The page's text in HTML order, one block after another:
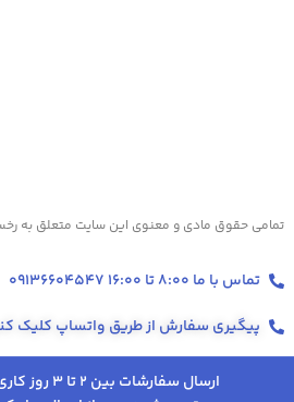
ارسال
تمامی حقوق مادی و معنوی این سایت متعلق به
تماس با ما 8:00 تا 16:00 09136604547
پیگیری سفارش از طریق واتساپ کلیک